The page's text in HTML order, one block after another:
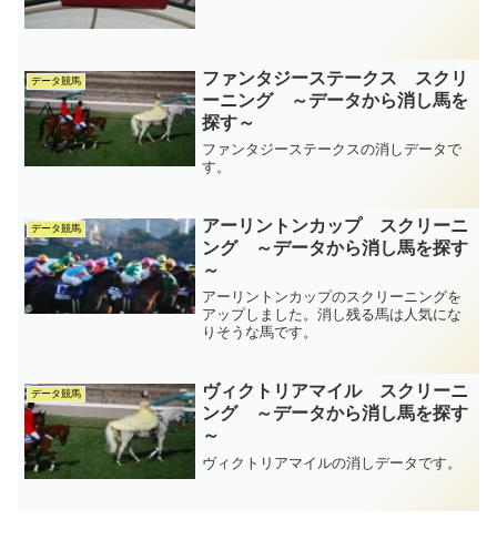
データ競馬
ファンタジーステークス スクリ
ーニング ～データから消し馬を
探す～
ファンタジーステークスの消しデータで
す。
データ競馬
アーリントンカップ スクリーニ
ング ～データから消し馬を探す
～
アーリントンカップのスクリーニングを
アップしました。消し残る馬は人気にな
りそうな馬です。
データ競馬
ヴィクトリアマイル スクリーニ
ング ～データから消し馬を探す
～
ヴィクトリアマイルの消しデータです。